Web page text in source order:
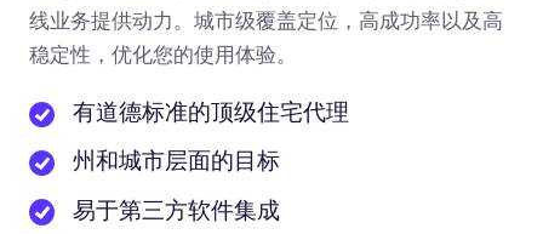
线业务提供动力。城市级覆盖定位，高成功率以及高
稳定性，优化您的使用体验。
有道德标准的顶级住宅代理
州和城市层面的目标
易于第三方软件集成